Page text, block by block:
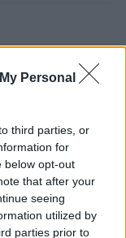
Personal
third parties, or
for
below opt-out
that after your
seeing
utilized by
parties prior to
Bermejo, “Mentre
ho amb
penso seguir
amb la natació”